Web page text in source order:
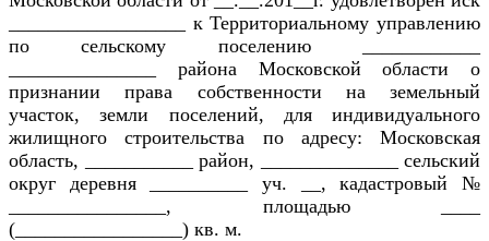
__________________ к Территориальному управлению
по сельскому поселению ____________
_______________ района Московской области о
признании права собственности на земельный
участок, земли поселений, для индивидуального
жилищного строительства по адресу: Московская
область, ___________ район, ______________ сельский
округ деревня __________ уч. __, кадастровый №
________________, площадью ____
(_________________) кв. м.